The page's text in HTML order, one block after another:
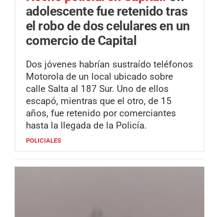
adolescente fue retenido tras
el robo de dos celulares en un
comercio de Capital
Dos jóvenes habrían sustraído teléfonos
Motorola de un local ubicado sobre
calle Salta al 187 Sur. Uno de ellos
escapó, mientras que el otro, de 15
años, fue retenido por comerciantes
hasta la llegada de la Policía.
POLICIALES